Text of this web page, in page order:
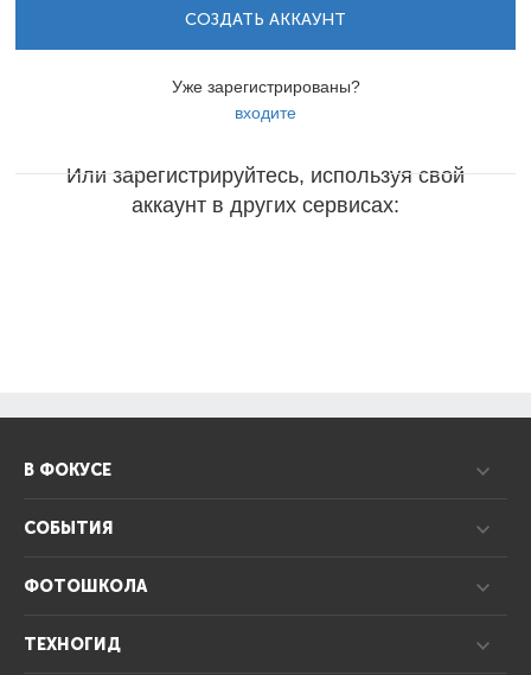
СОЗДАТЬ АККАУНТ
Уже зарегистрированы?
входите
Или зарегистрируйтесь, используя свой
аккаунт в других сервисах:
В ФОКУСЕ
СОБЫТИЯ
ФОТОШКОЛА
ТЕХНОГИД